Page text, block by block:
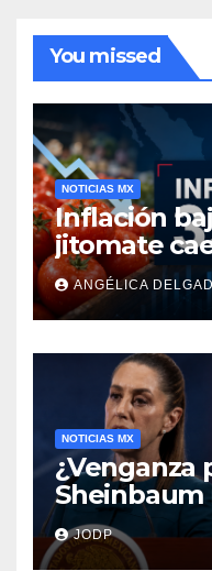
You missed
NOTICIAS MX
Inflación
jitomate
cebolla y
encarecen
ANGÉLICA
NOTICIAS MX
¿Venganza
Sheinbaum
negra en
Aguirre
JODP